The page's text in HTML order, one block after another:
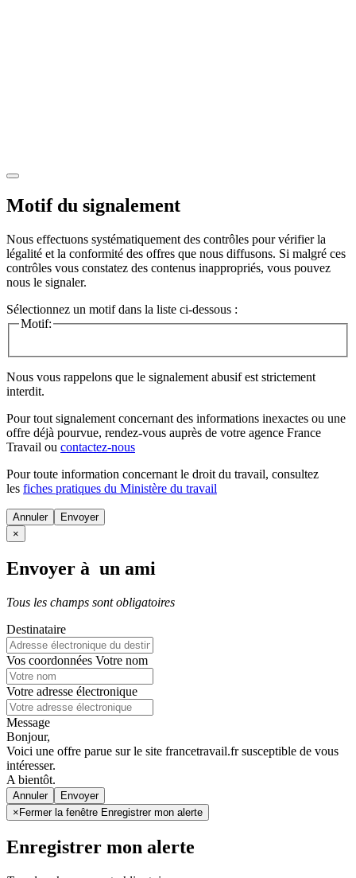
Motif du signalement
Nous effectuons systématiquement des contrôles pour vérifier la
légalité et la conformité des offres que nous diffusons. Si malgré ces
contrôles vous constatez des contenus inappropriés, vous pouvez
nous le signaler.
Sélectionnez un motif dans la liste ci-dessous :
Motif:
Nous vous rappelons que le signalement abusif est strictement
interdit.
Pour tout signalement concernant des informations inexactes ou une
offre déjà pourvue, rendez-vous auprès de votre agence France
Travail ou contactez-nous
Pour toute information concernant le droit du travail, consultez
les fiches pratiques du Ministère du travail
Annuler
×
Envoyer à un ami
Tous les champs sont obligatoires
Destinataire
Vos coordonnées Votre nom
Votre adresse électronique
Message
Bonjour,
Voici une offre parue sur le site francetravail.fr susceptible de vous
intéresser.
A bientôt.
Annuler
× Fermer la fenêtre Enregistrer mon alerte
Enregistrer mon alerte